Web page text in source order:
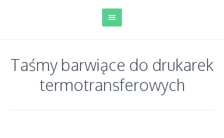
Taśmy barwiące do drukarek
termotransferowych